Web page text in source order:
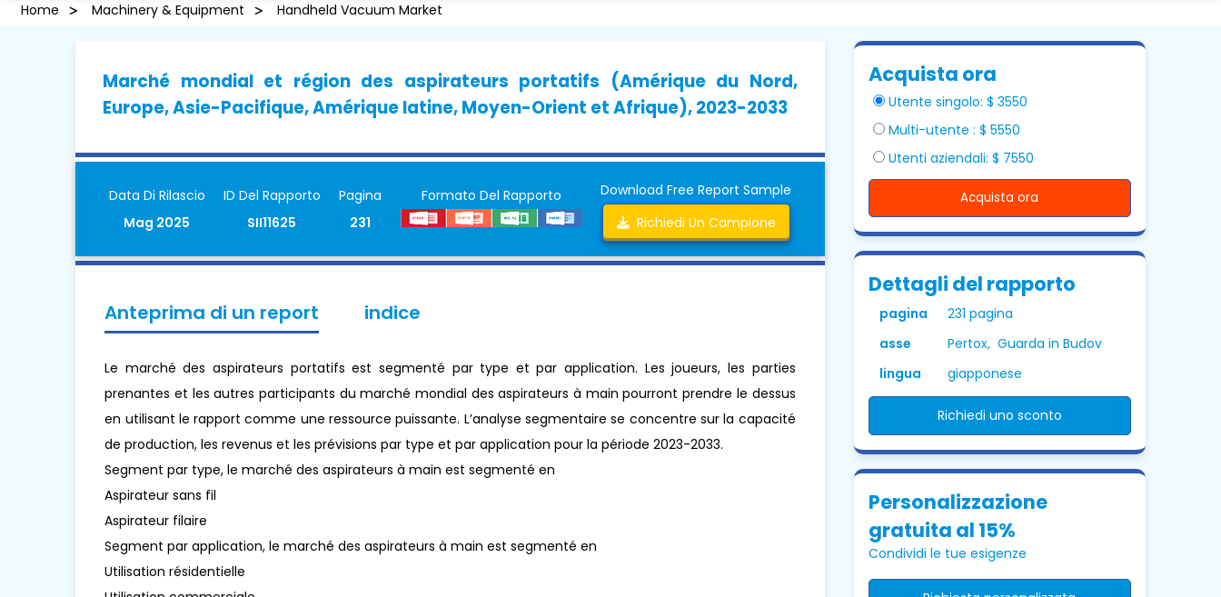
Home Machinery & Equipment Handheld Vacuum Market
Marché mondial et région des aspirateurs portatifs (Amérique du Nord,
Europe, Asie-Pacifique, Amérique latine, Moyen-Orient et Afrique), 2023-2033
Data Di Rilascio
Mag 2025
ID Del Rapporto
SII11625
Pagina
231
Formato Del Rapporto
Download Free Report Sample
Richiedi Un Campione
Anteprima di un report indice
Le marché des aspirateurs portatifs est segmenté par type et par application. Les joueurs, les parties
prenantes et les autres participants du marché mondial des aspirateurs à main pourront prendre le dessus
en utilisant le rapport comme une ressource puissante. L’analyse segmentaire se concentre sur la capacité
de production, les revenus et les prévisions par type et par application pour la période 2023-2033.
Segment par type, le marché des aspirateurs à main est segmenté en
Aspirateur sans fil
Aspirateur filaire
Segment par application, le marché des aspirateurs à main est segmenté en
Utilisation résidentielle
Acquista ora
Utente singolo: $ 3550
Multi-utente : $ 5550
Utenti aziendali: $ 7550
Acquista ora
Dettagli del rapporto
pagina
231 pagina
asse
Pertox, Guarda in Budov
lingua
giapponese
Richiedi uno sconto
Personalizzazione
gratuita al 15%
Condividi le tue esigenze